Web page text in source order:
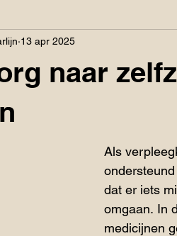
naar
13 apr 2025
Als
dat er iets
omgaan. In
medicijnen